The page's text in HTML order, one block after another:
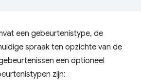
een gebeurtenistype, de
spraak ten opzichte van de
een optioneel
zijn: